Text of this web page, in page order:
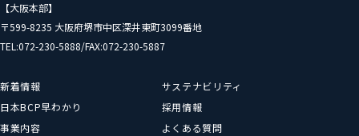
【大阪本部】
〒599-8235 大阪府堺市中区深井東町3099番地
TEL:072-230-5888/FAX:072-230-5887
新着情報
日本BCP早わかり
事業内容
サステナビリティ
採用情報
よくある質問